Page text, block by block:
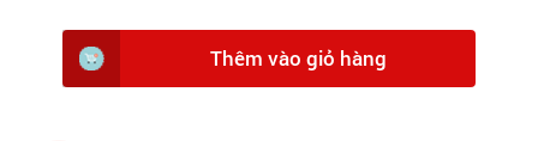
Thêm vào giỏ hàng